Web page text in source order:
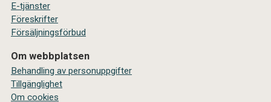
E-tjänster
Föreskrifter
Försäljningsförbud
Om webbplatsen
Behandling av personuppgifter
Tillgänglighet
Om cookies